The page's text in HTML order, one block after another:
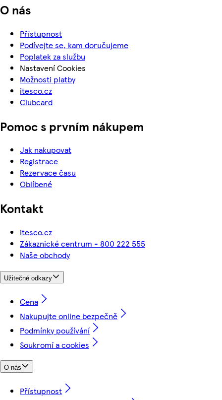
O nás
Přístupnost
Podívejte se, kam doručujeme
Poplatek za službu
Nastavení Cookies
Možnosti platby
itesco.cz
Clubcard
Pomoc s prvním nákupem
Jak nakupovat
Registrace
Rezervace času
Oblíbené
Kontakt
itesco.cz
Zákaznické centrum - 800 222 555
Naše obchody
Užitečné odkazy
Cena
Nakupujte online bezpečně
Podmínky používání
Soukromí a cookies
O nás
Přístupnost